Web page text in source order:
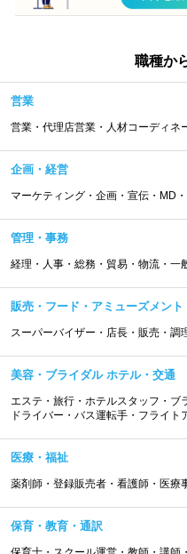
職種か
営業
営業・代理店営業・人材コーディネ
企画・経営
マーケティング・企画・宣伝・MD
管理・事務
経理・人事・総務・貿易・物流・一
販売・フード・アミューズメント
スーパーバイザー・店長・販売・調
美容・ブライダル ホテル・交通
エステ・旅行・ホテルスタッフ・ブ
ドライバー・バス運転手・フライト
医療・福祉
薬剤師・登録販売者・看護師・医療
保育・教育・通訳